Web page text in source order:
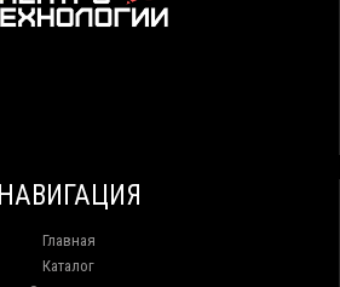
НАВИГАЦИЯ
Главная
Каталог